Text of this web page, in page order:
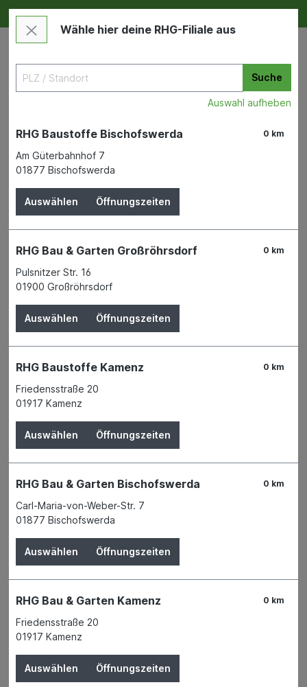
Deine RHG NEU ERLEBEN
Rollladengurt 23 mm/12,0 m
grau
Der Preis wird erst nach Wahl einer Filiale
angezeigt.
Verfügbar in 1 Filiale
Filiale auswählen
Produktnummer:
Anschrift
An den Weiden 31
57078 Siegen
Wähle hier deine RHG-Filiale aus
Suche
Auswahl aufheben
0 km
RHG Baustoffe Bischofswerda
Am Güterbahnhof 7
01877 Bischofswerda
Auswählen Öffnungszeiten
0 km
RHG Bau & Garten Großröhrsdorf
Pulsnitzer Str. 16
01900 Großröhrsdorf
Auswählen Öffnungszeiten
0 km
RHG Baustoffe Kamenz
Friedensstraße 20
01917 Kamenz
Auswählen Öffnungszeiten
0 km
RHG Bau & Garten Bischofswerda
Carl-Maria-von-Weber-Str. 7
01877 Bischofswerda
Auswählen Öffnungszeiten
0 km
RHG Bau & Garten Kamenz
Friedensstraße 20
01917 Kamenz
Auswählen Öffnungszeiten